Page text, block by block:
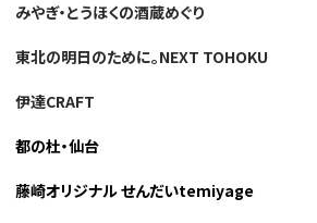
みやぎ・とうほくの酒蔵めぐり
東北の明日のために。NEXT TOHOKU
伊達CRAFT
都の杜・仙台
藤崎オリジナル せんだいtemiyage